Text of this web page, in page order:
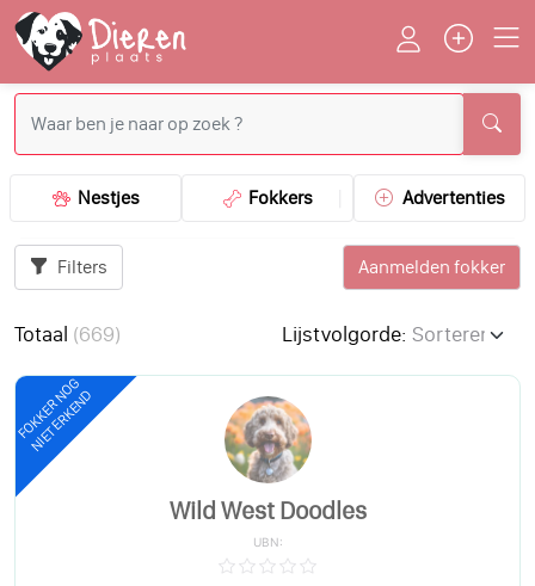
Nestjes Fokkers Advertenties
Filters Aanmelden fokker
Totaal (669) Lijstvolgorde:
FOKKER NOG
NIET ERKEND
Wild West Doodles
UBN: